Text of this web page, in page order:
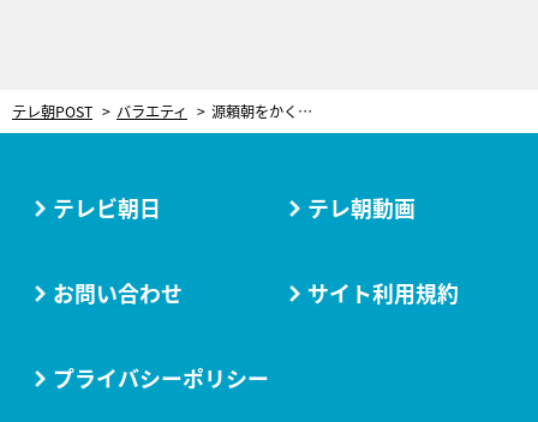
テレ朝POST バラエティ 源頼朝をかくまったという伝説も…ある一家だけが800年以上も住み続ける謎の島
テレビ朝日 テレ朝動画
お問い合わせ サイト利用規約
プライバシーポリシー